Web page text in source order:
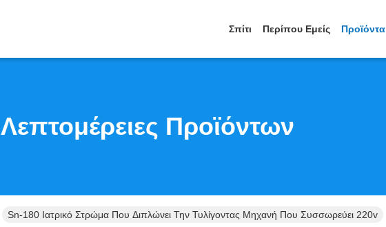
Σπίτι Περίπου Εμείς Προϊόντα
Λεπτομέρειες Προϊόντων
Sn-180 Ιατρικό Στρώμα Που Διπλώνει Την Τυλίγοντας Μηχανή Που Συσσωρεύει 220v